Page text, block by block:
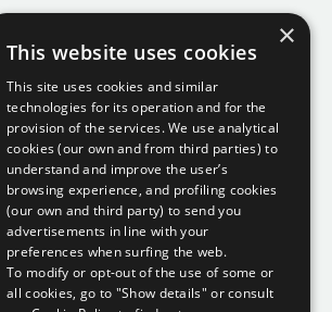
Gepäck
& Industrie
×
This website uses cookies
This site uses cookies and similar
technologies for its operation and for the
provision of the services. We use analytical
cookies (our own and from third parties) to
understand and improve the user’s
browsing experience, and profiling cookies
(our own and third party) to send you
advertisements in line with your
preferences when surfing the web.
To modify or opt-out of the use of some or
all cookies, go to "Show details" or consult